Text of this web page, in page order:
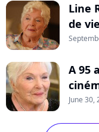
Line
de vie
A 95
June 30,